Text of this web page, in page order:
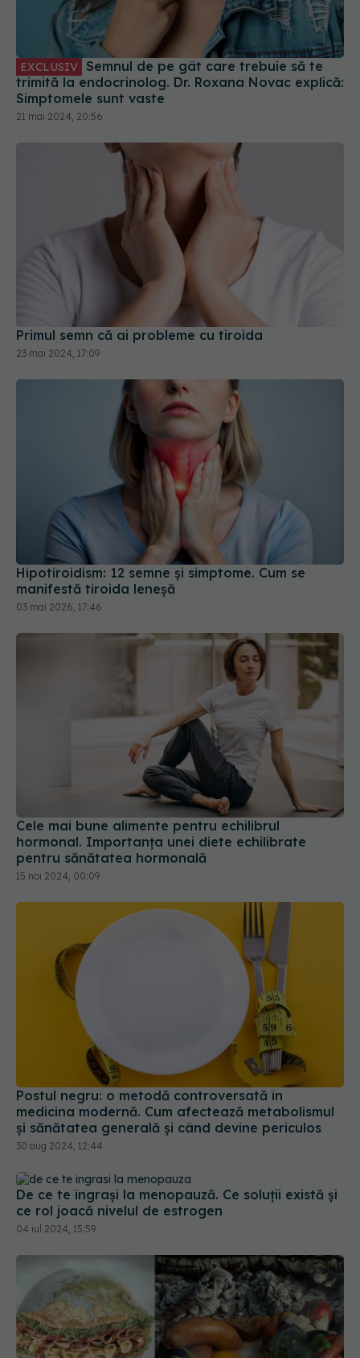
EXCLUSIV
trimită la endocrinolog. Dr. Roxana Novac explică:
Simptomele sunt vaste
21 mai 2024, 20:56
Primul semn că ai probleme cu tiroida
23 mai 2024, 17:09
Hipotiroidism: 12 semne și simptome. Cum se
manifestă tiroida leneșă
03 mai 2026, 17:46
Cele mai bune alimente pentru echilibrul
hormonal. Importanța unei diete echilibrate
pentru sănătatea hormonală
15 noi 2024, 00:09
Postul negru: o metodă controversată în
medicina modernă. Cum afectează metabolismul
și sănătatea generală și când devine periculos
30 aug 2024, 12:44
De ce te îngrași la menopauză. Ce soluții există și
ce rol joacă nivelul de estrogen
04 iul 2024, 15:59